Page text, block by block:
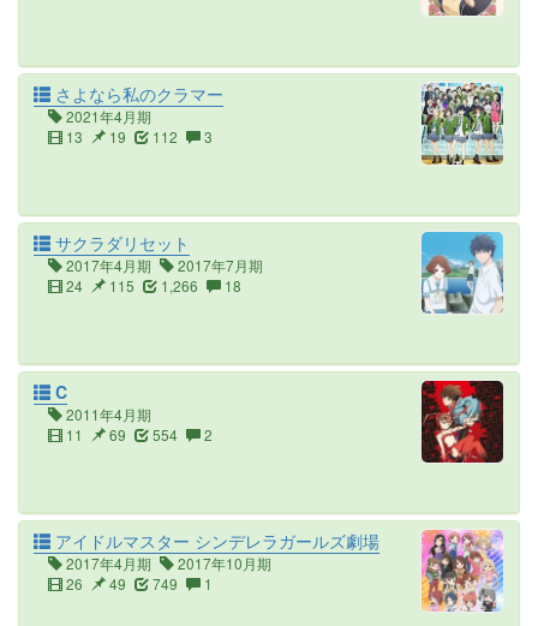
さよなら私のクラマー
2021年4月期
13
19 112 3
サクラダリセット
2017年4月期
2017年7月期
24
115 1,266 18
C
2011年4月期
11
69 554 2
アイドルマスター シンデレラガールズ劇場
2017年4月期
2017年10月期
26
49 749 1